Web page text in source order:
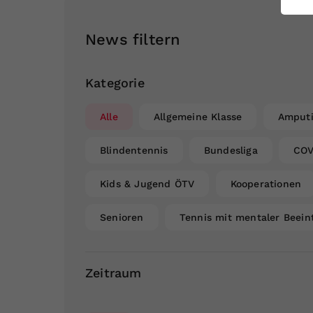
News filtern
Kategorie
Alle Allgemeine Klasse
Blindentennis Bundesliga
Kids & Jugend ÖTV Kooperationen
Senioren Tennis mit mentaler
Zeitraum